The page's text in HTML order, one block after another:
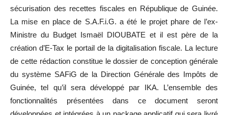
sécurisation des recettes fiscales en République de Guinée.
La mise en place de S.A.F.i.G. a été le projet phare de l’ex-
Ministre du Budget Ismaël DIOUBATE et il est père de la
création d’E-Tax le portail de la digitalisation fiscale. La lecture
de cette rédaction constitue le dossier de conception générale
du système SAFiG de la Direction Générale des Impôts de
Guinée, tel qu’il sera développé par IKA. L’ensemble des
fonctionnalités présentées dans ce document seront